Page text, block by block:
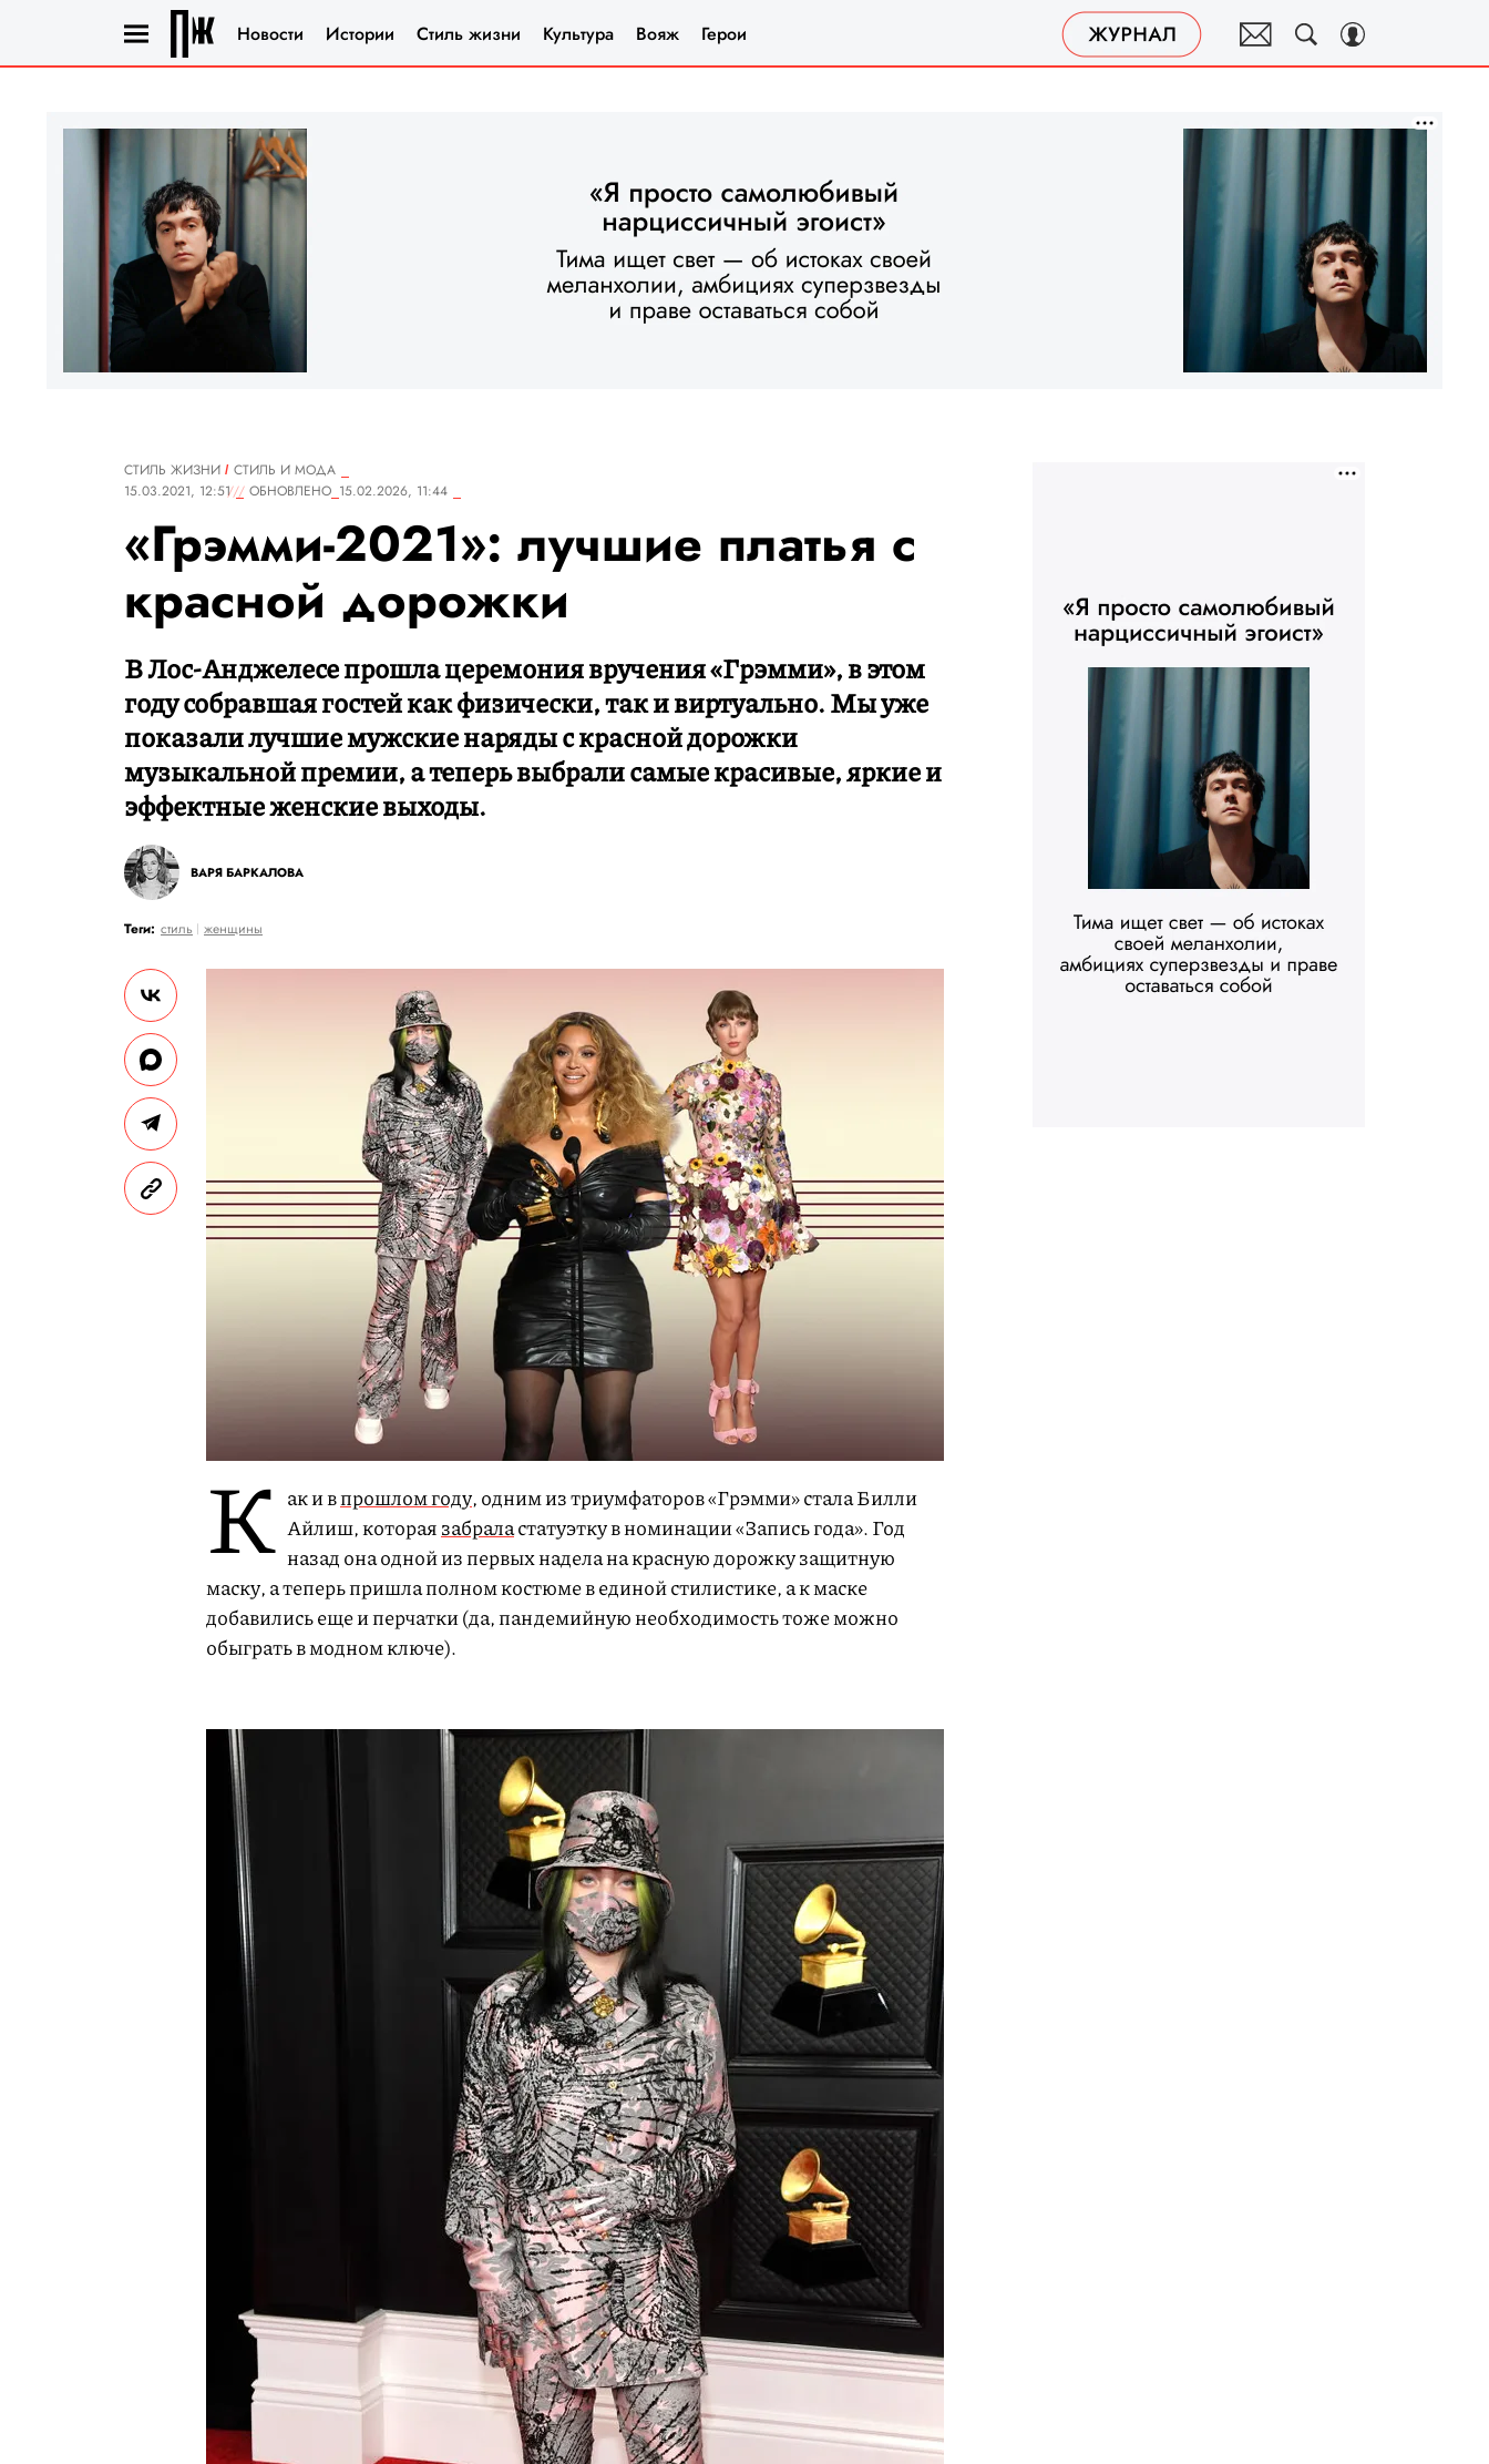
Новости Истории Стиль жизни Культура Вояж Герои
СТИЛЬ ЖИЗНИ
СТИЛЬ И МОДА
15.03.2021, 12:51
ОБНОВЛЕНО 15.02.2026, 11:44
«Грэмми-2021»: лучшие платья с
красной дорожки
В Лос-Анджелесе прошла церемония вручения «Грэмми», в этом
году собравшая гостей как физически, так и виртуально. Мы уже
показали лучшие мужские наряды с красной дорожки
музыкальной премии, а теперь выбрали самые красивые, яркие и
эффектные женские выходы.
ВАРЯ БАРКАЛОВА
Теги: стиль женщины
К ак и впрошлом году, одним из триумфаторов «Грэмми» стала Билли
Айлиш, котораязабраластатуэтку в номинации «Запись года». Год
назад она одной из первых надела на красную дорожку защитную
маску, а теперь пришла полном костюме в единой стилистике, а к маске
добавились еще и перчатки (да, пандемийную необходимость тоже можно
обыграть в модном ключе).